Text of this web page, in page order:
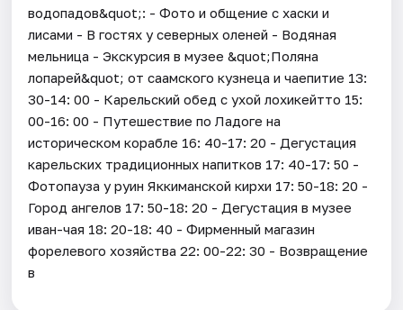
водопадов&quot;: - Фото и общение с хаски и
лисами - В гостях у северных оленей - Водяная
мельница - Экскурсия в музее &quot;Поляна
лопарей&quot; от саамского кузнеца и чаепитие 13:
30-14: 00 - Карельский обед с ухой лохикейтто 15:
00-16: 00 - Путешествие по Ладоге на
историческом корабле 16: 40-17: 20 - Дегустация
карельских традиционных напитков 17: 40-17: 50 -
Фотопауза у руин Яккиманской кирхи 17: 50-18: 20 -
Город ангелов 17: 50-18: 20 - Дегустация в музее
иван-чая 18: 20-18: 40 - Фирменный магазин
форелевого хозяйства 22: 00-22: 30 - Возвращение
в